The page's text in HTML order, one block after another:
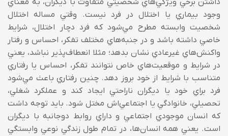
داشتن برخي ويژگي‌هاي شخصيتي متفاوت با ديگران، به معناي
وجود بيماري يا اختلال در فرد نيست. وقتي مساله اختلال
شخصيت وابسته مطرح مي‌‌شود که فرد دچار اختلال، شرايط
خاصي داشته باشد و در جنبه‌هاي مختلف تفکر، احساس و رفتار
واکنش‌هاي غير‌عادي نشان بدهد؛ مثلا انعطاف‌پذير نباشد، يعني
در شرايط و موقعيت‌هاي خاص نتوانند تفکر، احساس يا رفتاري
متناسب با شرايط از خود بروز دهد. چنين رفتاري باعث مي‌‌شود
فرد براي خود يا ديگران ناراحتي ايجاد کند و عملکرد شغلي،
تحصيلي، خانوادگي يا اجتماعي‌اش مختل شود. بايد توجه داشت
که انسان موجودي اجتماعي و داراي روابط دوجانبه با ديگران
است. يعني همه انسان‌ها، در تمام طول زندگي‌ نوعي وابستگي